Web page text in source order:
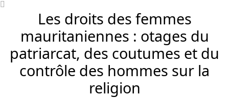
Les droits des femmes
mauritaniennes : otages du
patriarcat, des coutumes et du
contrôle des hommes sur la
religion